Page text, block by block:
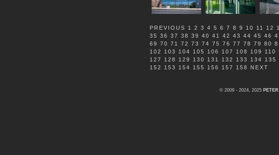
PREVIOUS 1 2 3 4 5 6 7 8 9 10 11 12
35 36 37 38 39 40 41 42 43 44 45 46
69 70 71 72 73 74 75 76 77 78 79 80
102
103 104 105 106 107 108 109 110
127
128 129 130 131 132 133 134 135
152
153 154 155 156 157 158 NEXT
© 2009 - 2024, 2025